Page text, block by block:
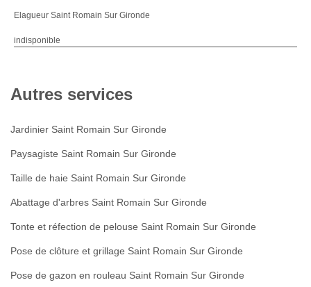
Elagueur Saint Romain Sur Gironde
indisponible
Autres services
Jardinier Saint Romain Sur Gironde
Paysagiste Saint Romain Sur Gironde
Taille de haie Saint Romain Sur Gironde
Abattage d'arbres Saint Romain Sur Gironde
Tonte et réfection de pelouse Saint Romain Sur Gironde
Pose de clôture et grillage Saint Romain Sur Gironde
Pose de gazon en rouleau Saint Romain Sur Gironde